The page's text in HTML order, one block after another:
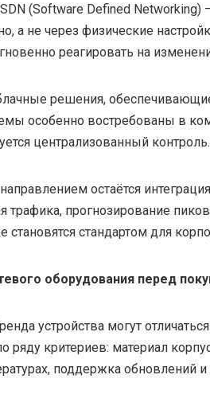
(Software Defined
а не через физические
реагировать на
решения,
особенно востребованы в
централизованный контроль.
остаётся
трафика, прогнозирование
стандартом для
оборудования перед
устройства могут
критериев: материал
поддержка обновлений и